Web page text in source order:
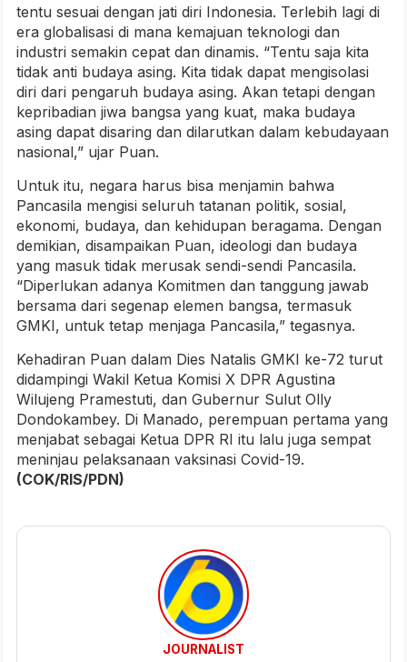
tentu sesuai dengan jati diri Indonesia. Terlebih lagi di
era globalisasi di mana kemajuan teknologi dan
industri semakin cepat dan dinamis. “Tentu saja kita
tidak anti budaya asing. Kita tidak dapat mengisolasi
diri dari pengaruh budaya asing. Akan tetapi dengan
kepribadian jiwa bangsa yang kuat, maka budaya
asing dapat disaring dan dilarutkan dalam kebudayaan
nasional,” ujar Puan.
Untuk itu, negara harus bisa menjamin bahwa
Pancasila mengisi seluruh tatanan politik, sosial,
ekonomi, budaya, dan kehidupan beragama. Dengan
demikian, disampaikan Puan, ideologi dan budaya
yang masuk tidak merusak sendi-sendi Pancasila.
“Diperlukan adanya Komitmen dan tanggung jawab
bersama dari segenap elemen bangsa, termasuk
GMKI, untuk tetap menjaga Pancasila,” tegasnya.
Kehadiran Puan dalam Dies Natalis GMKI ke-72 turut
didampingi Wakil Ketua Komisi X DPR Agustina
Wilujeng Pramestuti, dan Gubernur Sulut Olly
Dondokambey. Di Manado, perempuan pertama yang
menjabat sebagai Ketua DPR RI itu lalu juga sempat
meninjau pelaksanaan vaksinasi Covid-19.
(COK/RIS/PDN)
JOURNALIST